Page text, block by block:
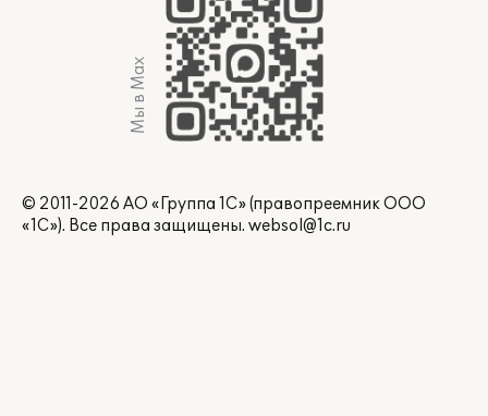
Мы в Max
© 2011-2026 АО «Группа 1С» (правопреемник ООО
«1С»). Все права защищены. websol@1c.ru